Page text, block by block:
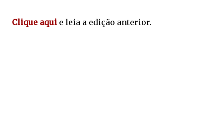
Clique aqui e leia a edição anterior.